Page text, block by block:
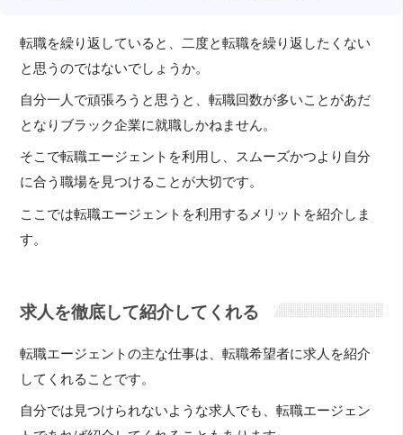
転職を繰り返していると、二度と転職を繰り返したくない
と思うのではないでしょうか。
自分一人で頑張ろうと思うと、転職回数が多いことがあだ
となりブラック企業に就職しかねません。
そこで転職エージェントを利用し、スムーズかつより自分
に合う職場を見つけることが大切です。
ここでは転職エージェントを利用するメリットを紹介しま
す。
求人を徹底して紹介してくれる
転職エージェントの主な仕事は、転職希望者に求人を紹介
してくれることです。
自分では見つけられないような求人でも、転職エージェン